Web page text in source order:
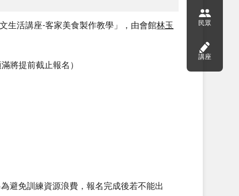
生活講座-客家美食製作教學」，由會館林玉
將提前截止報名）
避免訓練資源浪費，報名完成後若不能出
民眾
講座